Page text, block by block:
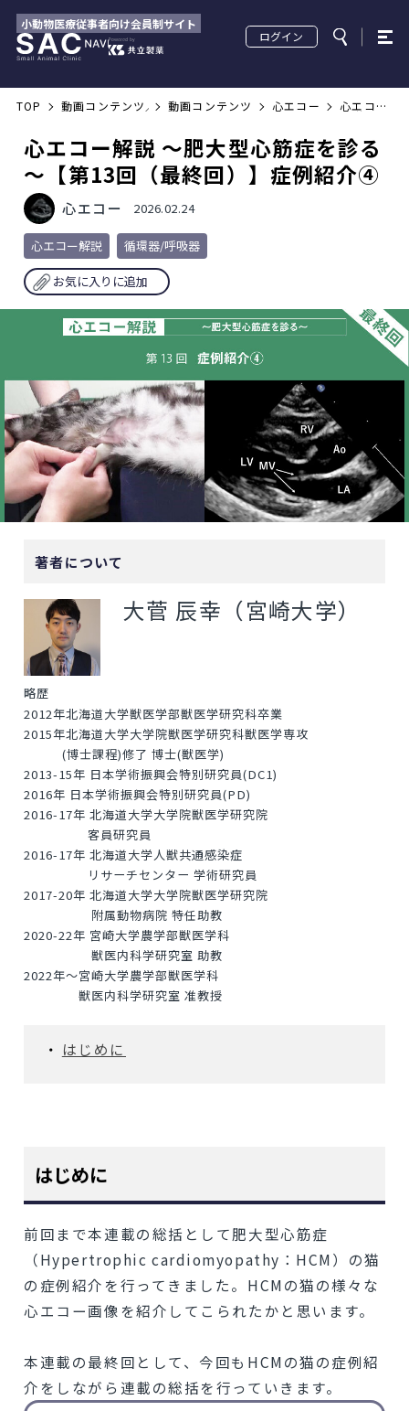
小動物医療従事者向け会員制サイト
ログイン
TOP 動画コンテンツ／配信セミナー
動画コンテンツ 心エコー 心エコー
解説 ～肥
症を診る
～【第13
回（最終
回）】症
例紹介④
心エコー解説 ～肥大型心筋症を診る
～【第13回（最終回）】症例紹介④
心エコー 2026.02.24
心エコー解説 循環器/呼吸器
お気に入りに追加
著者について
大菅 辰幸（宮崎大学）
略歴
2012年北海道大学獣医学部獣医学研究科卒業
2015年北海道大学大学院獣医学研究科獣医学専攻
(博士課程)修了 博士(獣医学)
2013-15年 日本学術振興会特別研究員(DC1)
2016年 日本学術振興会特別研究員(PD)
2016-17年 北海道大学大学院獣医学研究院
客員研究員
2016-17年 北海道大学人獣共通感染症
リサーチセンター 学術研究員
2017-20年 北海道大学大学院獣医学研究院
附属動物病院 特任助教
2020-22年 宮崎大学農学部獣医学科
獣医内科学研究室 助教
2022年～宮崎大学農学部獣医学科
獣医内科学研究室 准教授
はじめに
はじめに
前回まで本連載の総括として肥大型心筋症
（Hypertrophic cardiomyopathy：HCM）の猫
の症例紹介を行ってきました。HCMの猫の様々な
心エコー画像を紹介してこられたかと思います。
本連載の最終回として、今回もHCMの猫の症例紹
介をしながら連載の総括を行っていきます。